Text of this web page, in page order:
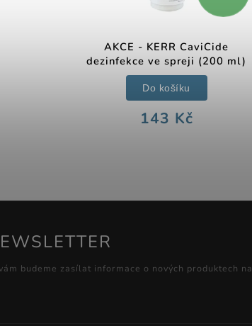
AKCE - KERR CaviCide
dezinfekce ve spreji (200 ml)
143 Kč
Do košíku
budeme zasílat informace o nových produktech na